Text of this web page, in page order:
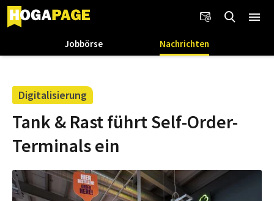
Jobbörse Nachrichten
Digitalisierung
Tank & Rast führt Self-Order-
Terminals ein